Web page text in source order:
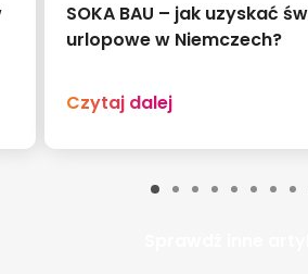
SOKA BAU – jak uzyskać
urlopowe w Niemczech?
Czytaj dalej